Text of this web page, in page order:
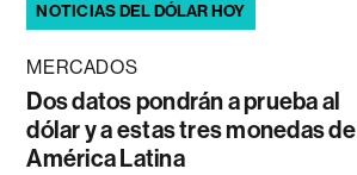
NOTICIAS DEL DÓLAR HOY
MERCADOS
Dos datos pondrán a prueba al
dólar y a estas tres monedas de
América Latina